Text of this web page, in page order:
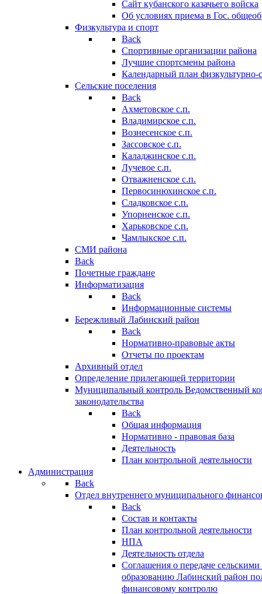
Cайт кубанского казачьего войска
Об условиях приема в Гос.
Физкультура и спорт
Back
Спортивные организации района
Лучшие спортсмены района
Календарный план
Сельские поселения
Back
Ахметовское с.п.
Владимирское с.п.
Вознесенское с.п.
Зассовское с.п.
Каладжинское с.п.
Лучевое с.п.
Отважненское с.п.
Первосинюхинское с.п.
Сладковское с.п.
Упорненское с.п.
Харьковское с.п.
Чамлыкское с.п.
СМИ района
Back
Почетные граждане
Информатизация
Back
Информационные системы
Бережливый Лабинский район
Back
Нормативно-правовые акты
Отчеты по проектам
Архивный отдел
Определение прилегающей территории
Муниципальный контроль Ведомственный
законодательства
Back
Общая информация
Нормативно - правовая база
Деятельность
План контрольной деятельности
Администрация
Back
Отдел внутреннего муниципального
Back
Состав и контакты
План контрольной деятельности
НПА
Деятельность отдела
Соглашения о передаче
образованию Лабинский район
финансовому контролю